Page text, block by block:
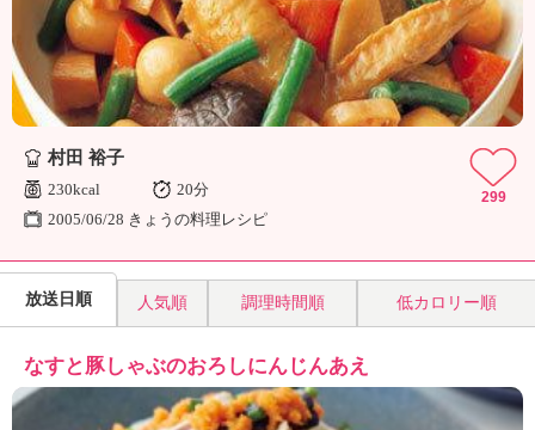
な
の
き
ょ
う
」
村田 裕子
230kcal
20分
2005/06/28 きょうの料理レシピ
299
放送日順 人気順 調理時間順 低カロリー順
なすと豚しゃぶのおろしにんじんあえ